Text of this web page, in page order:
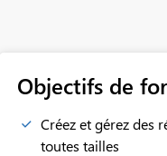
Objectifs de
Créez et gérez des
toutes tailles